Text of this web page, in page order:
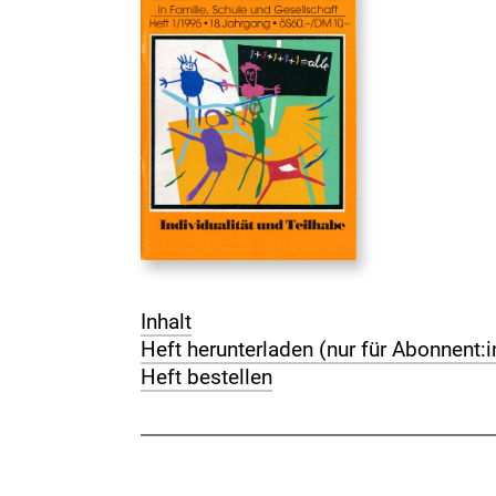
Inhalt
Heft herunterladen (nur für
Heft bestellen